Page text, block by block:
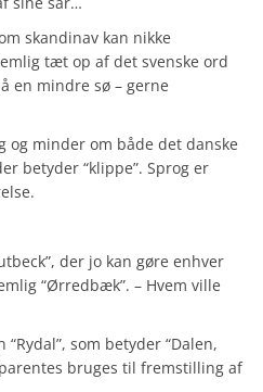
skandinav kan nikke
tæt op af det svenske ord
en mindre sø – gerne
og minder om både det danske
betyder “klippe”. Sprog er
der jo kan gøre enhver
“Ørredbæk”. – Hvem ville
som betyder “Dalen,
bruges til fremstilling af